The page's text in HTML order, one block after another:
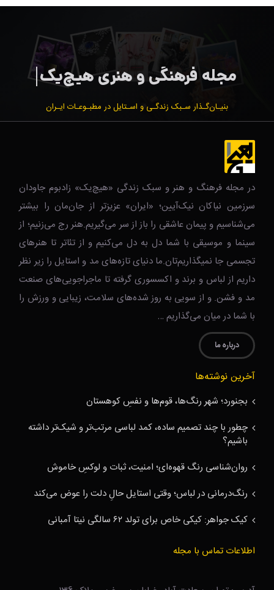
بنیـان‌گـذار سـبک زندگـی و اسـتایل در مطبـوعـات ایـران
در مجله فرهنگ و هنر و سبک زندگی‌ «هیچ‌یک» زادبوم جاودان
سرزمین نیاکان نیک‌‌‌آیین؛ «ایران» عزیزتر از جان‌مان را بیشتر
می‌شناسیم و پیمان عاشقی را باز از سر می‌گیریم.هنر رج می‌زنیم؛ از
سینما و موسیقی با شما دل به دل می‌کنیم و از تئاتر تا هنرهای
تجسمی جا نمیگذاریم‌تان.ما دنیای تازه‌های مد و استایل را زیر نظر
داریم از لباس و برند و اکسسوری گرفته تا ماجراجویی‌های صنعت
مد و فشن. و از سویی به روز شده‌های سلامت، زیبایی و ورزش را
با شما در میان می‌گذاریم …
درباره ما
آخرین نوشته‌ها
بجنورد؛ شهر رنگ‌ها، قوم‌ها و نفسِ کوهستان
چطور با چند تصمیم ساده، کمد لباسی مرتب‌تر و شیک‌تر داشته
باشیم؟
روان‌شناسی رنگ قهوه‌ای؛ امنیت، ثبات و لوکسِ خاموش
رنگ‌درمانی در لباس؛ وقتی استایل حالِ دلت را عوض می‌کند
کیک جواهر: کیکی خاص برای تولد ۶۲ سالگی نیتا آمبانی
اطلاعات تماس با مجله